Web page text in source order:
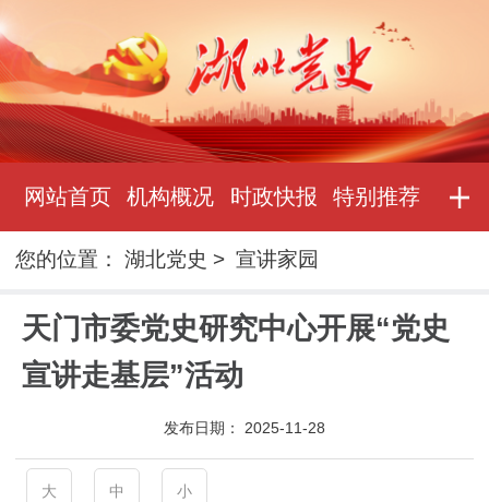
网站首页 机构概况 时政快报 特别推荐
您的位置：湖北党史 >宣讲家园
天门市委党史研究中心开展“党史
宣讲走基层”活动
发布日期： 2025-11-28
大 中 小